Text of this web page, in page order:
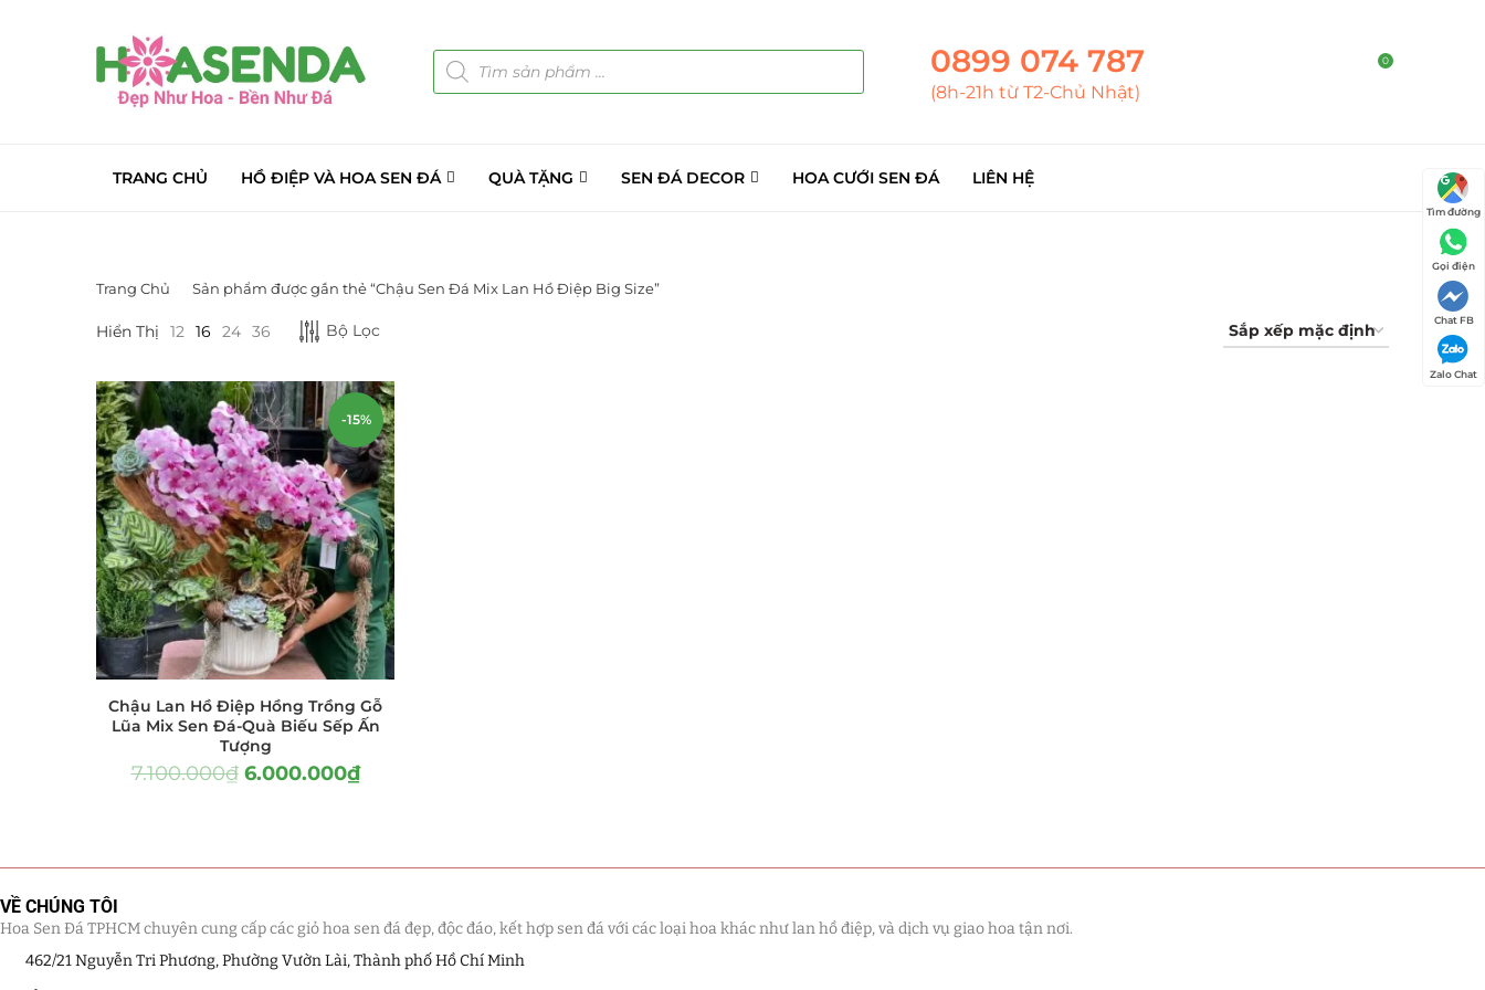
0899 074 787
(8h-21h từ T2-Chủ Nhật)
0
TRANG CHỦ HỒ ĐIỆP VÀ HOA SEN ĐÁ QUÀ TẶNG SEN ĐÁ DECOR HOA CƯỚI SEN ĐÁ LIÊN HỆ
DANH MỤC SẢN PHẨM
Cây Sen Đá Giá Sỉ (137)
Chậu Sen Đá Mini (8)
Hồ Điệp và Hoa Sen đá (289)
Lan Hồ Điệp Truyền Thống
(132)
Lũa Hồ Điệp Sen Đá
(91)
Tiểu Cảnh Lan Sen Đá (63)
Hoa Ngày Lễ 8/3 (38)
Hoa Tặng 14/2 (16)
Quà Tặng (507)
(41)
Quà Tặng Khách Hàng
Trang Chủ Sản phẩm được gắn thẻ “Chậu Sen Đá Mix Lan Hồ Điệp Big Size”
Hiển Thị 12 16 24 36 Bộ Lọc
-15%
Chậu Lan Hồ Điệp Hồng Trồng Gỗ
Lũa Mix Sen Đá-Quà Biếu Sếp Ấn
Tượng
7.100.000₫ 6.000.000₫
VỀ CHÚNG TÔI
Hoa Sen Đá TPHCM chuyên cung cấp các giỏ hoa sen đá đẹp, độc đáo, kết hợp sen đá với các loại hoa khác như lan hồ điệp, và dịch vụ giao hoa tận nơi.
462/21 Nguyễn Tri Phương, Phường Vườn Lài, Thành phố Hồ Chí Minh
Tìm đường
Gọi điện
Chat FB
Zalo Chat